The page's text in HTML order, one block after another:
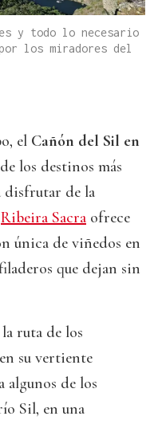
y todo lo necesario
los miradores del
el Cañón del Sil en
los destinos más
disfrutar de la
Ribeira Sacra ofrece
única de viñedos en
que dejan sin
ruta de los
su vertiente
algunos de los
Sil, en una